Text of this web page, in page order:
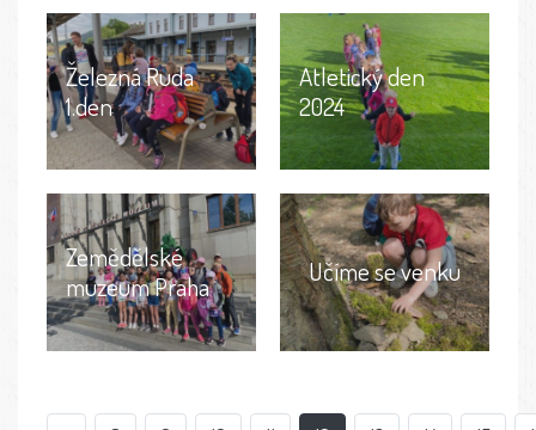
Železná Ruda
1.den
Atletický den
2024
Zemědělské
muzeum Praha
Učíme se venku